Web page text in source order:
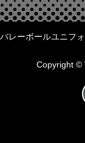
バレーボールユニフ
Copyright ©